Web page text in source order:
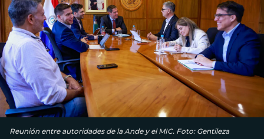
Reunión entre autoridades de la Ande y el MIC. Foto: Gentileza